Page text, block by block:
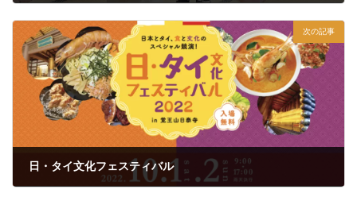
次の記事
日・タイ文化フェスティバル